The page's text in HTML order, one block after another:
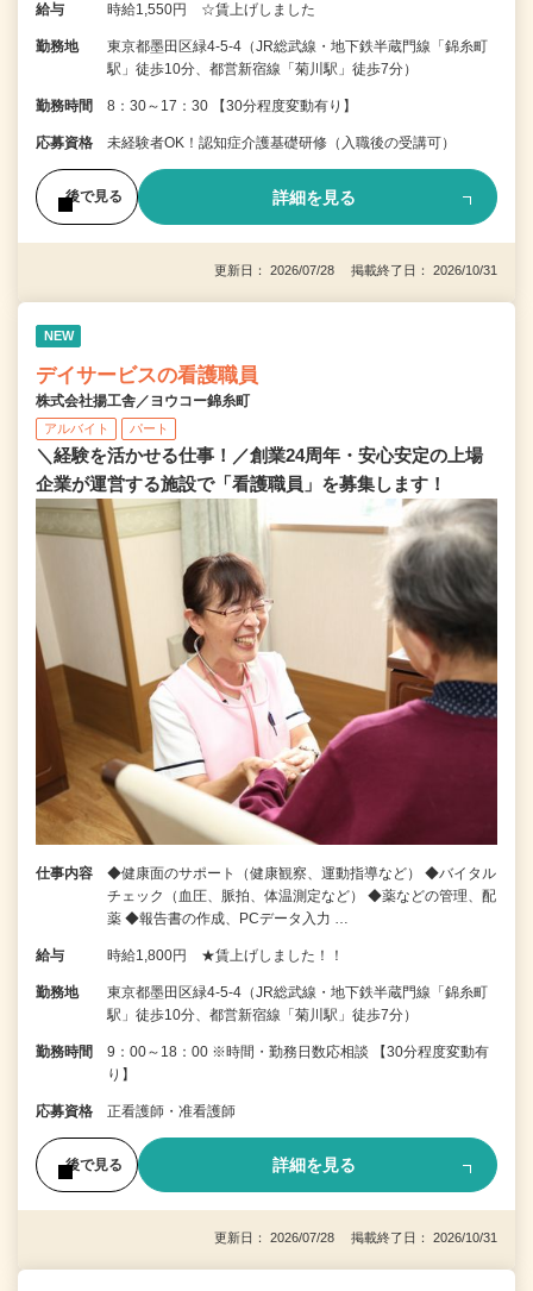
給与 時給1,550円 ☆賃上げしました
勤務地
東京都墨田区緑4-5-4（JR総武線・地下鉄半蔵門線「錦糸町
駅」徒歩10分、都営新宿線「菊川駅」徒歩7分）
勤務時間 8：30～17：30 【30分程度変動有り】
応募資格 未経験者OK！認知症介護基礎研修（入職後の受講可）
後で見る 詳細を見る
更新日： 2026/07/28 掲載終了日： 2026/10/31
NEW
デイサービスの看護職員
株式会社揚工舎／ヨウコー錦糸町
アルバイト パート
＼経験を活かせる仕事！／創業24周年・安心安定の上場
企業が運営する施設で「看護職員」を募集します！
仕事内容
◆健康面のサポート（健康観察、運動指導など） ◆バイタル
チェック（血圧、脈拍、体温測定など） ◆薬などの管理、配
薬 ◆報告書の作成、PCデータ入力 …
給与 時給1,800円 ★賃上げしました！！
勤務地
東京都墨田区緑4-5-4（JR総武線・地下鉄半蔵門線「錦糸町
駅」徒歩10分、都営新宿線「菊川駅」徒歩7分）
勤務時間
9：00～18：00 ※時間・勤務日数応相談 【30分程度変動有
り】
応募資格 正看護師・准看護師
後で見る 詳細を見る
更新日： 2026/07/28 掲載終了日： 2026/10/31